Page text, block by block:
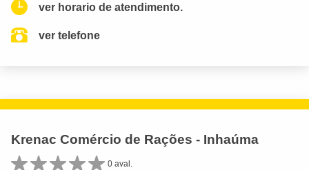
ver horario de atendimento.
ver telefone
Krenac Comércio de Rações - Inhaúma
0 aval.